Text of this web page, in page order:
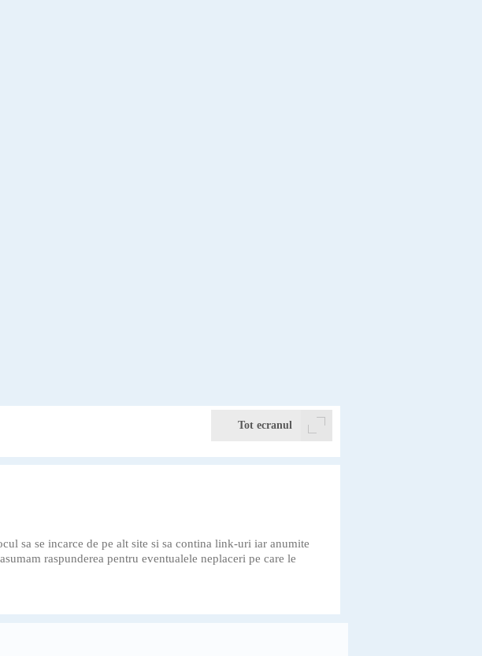
Tot ecranul
sa se incarce de pe alt site si sa contina link-uri iar anumite
raspunderea pentru eventualele neplaceri pe care le